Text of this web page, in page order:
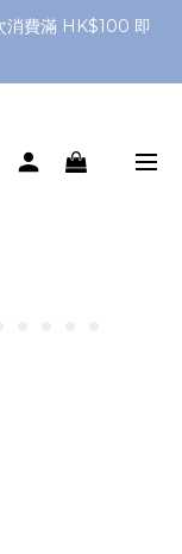
費送貨
消費滿 HK$100 即